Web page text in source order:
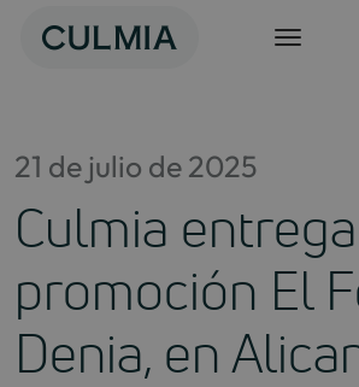
21 de julio de 2025
Culmia
promoción El
Denia, en